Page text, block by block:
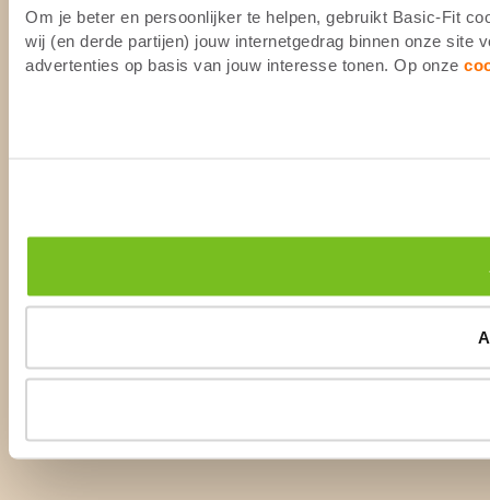
Om je beter en persoonlijker te helpen, gebruikt Basic-Fit
wij (en derde partijen) jouw internetgedrag binnen onze site
advertenties op basis van jouw interesse tonen. Op onze